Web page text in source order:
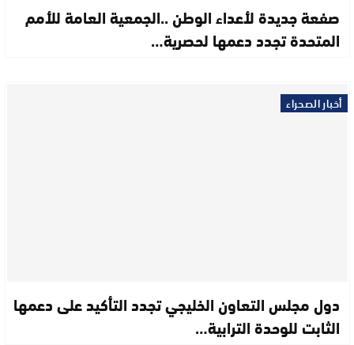
صفعة جديدة لأعداء الوطن ..الجمعية العامة للأمم
المتحدة تجدد دعمها لحصرية…
أخبار الصحراء
دول مجلس التعاون الخليجي تجدد التأكيد على دعمها
الثابت للوحدة الترابية…